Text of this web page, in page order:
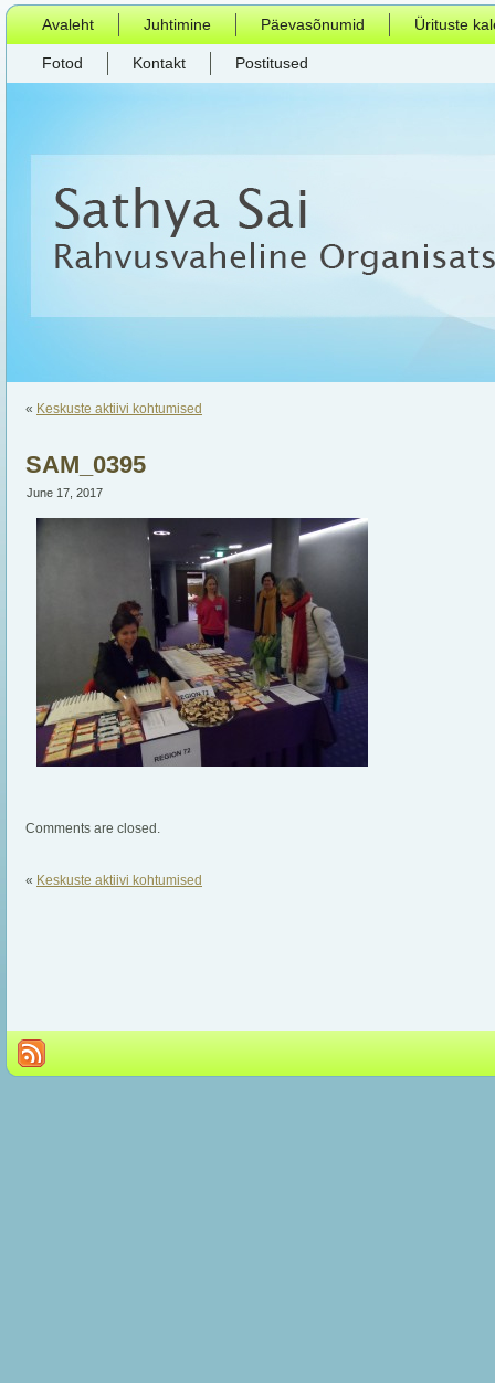
Avaleht Juhtimine Päevasõnumid Ürituste
Fotod Kontakt Postitused
« Keskuste aktiivi kohtumised
SAM_0395
June 17, 2017
Comments are closed.
« Keskuste aktiivi kohtumised